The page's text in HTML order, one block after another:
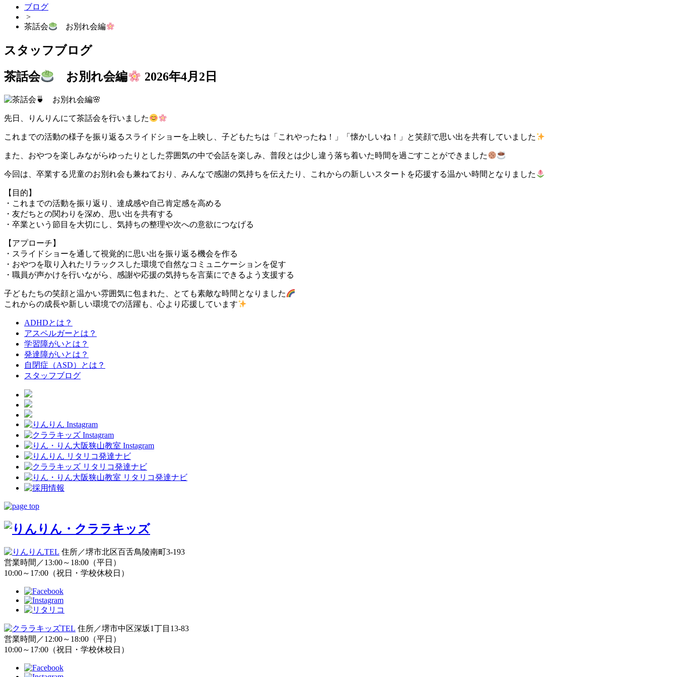
ブログ
>
茶話会
お別れ会編
スタッフブログ
茶話会
お別れ会編 2026年4月2日
先日、りんりんにて茶話会を行いました
これまでの活動の様子を振り返るスライドショーを上映し、子どもたちは「これやったね！」「懐かしいね！」と笑顔で思い出を共有していました
また、おやつを楽しみながらゆったりとした雰囲気の中で会話を楽しみ、普段とは少し違う落ち着いた時間を過ごすことができました
今回は、卒業する児童のお別れ会も兼ねており、みんなで感謝の気持ちを伝えたり、これからの新しいスタートを応援する温かい時間となりました
【目的】
・これまでの活動を振り返り、達成感や自己肯定感を高める
・友だちとの関わりを深め、思い出を共有する
・卒業という節目を大切にし、気持ちの整理や次への意欲につなげる
【アプローチ】
・スライドショーを通して視覚的に思い出を振り返る機会を作る
・おやつを取り入れたリラックスした環境で自然なコミュニケーションを促す
・職員が声かけを行いながら、感謝や応援の気持ちを言葉にできるよう支援する
子どもたちの笑顔と温かい雰囲気に包まれた、とても素敵な時間となりました
これからの成長や新しい環境での活躍も、心より応援しています
ADHDとは？
アスペルガーとは？
学習障がいとは？
発達障がいとは？
自閉症（ASD）とは？
スタッフブログ
住所／堺市北区百舌鳥陵南町3-193
営業時間／13:00～18:00（平日）
10:00～17:00（祝日・学校休校日）
住所／堺市中区深坂1丁目13-83
営業時間／12:00～18:00（平日）
10:00～17:00（祝日・学校休校日）